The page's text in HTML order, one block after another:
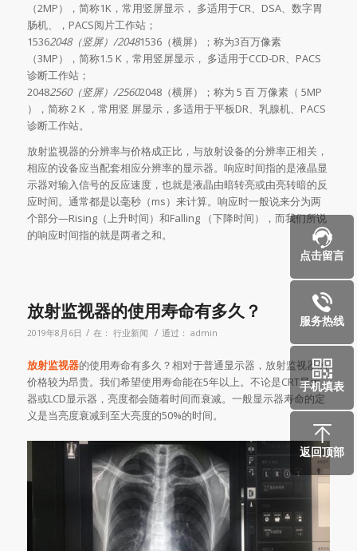
（2MP），简称1K，常用竖屏显示， 多适用于CR、DSA、数字胃
肠机、，PACS阅片工作站；
15362048（竖屏）/20481536（横屏）；称为3百万像素
（3MP），简称1.5 K，常用竖屏显示， 多适用于CCD-DR、PACS
诊断工作站；
20482560（竖屏）/25602048（横屏）；称为 5 百 万像素（ 5MP
），简称 2 K ，常用竖 屏显示，多适用于平板DR、乳腺机、PACS
诊断工作站。
放射监视器的分辨率与价格成正比，与放射设备的分辨率正相关，
相应的设备应当配套相应分辨率的显示器。响应时间指的是液晶显
示器对输入信号的反应速度，也就是液晶由暗转亮或由亮转暗的反
应时间。通常都是以毫秒（ms）来计算。响应时一般说来分为两
个部分—Rising（上升时间）和Falling （下降时间），而我们所说
的响应时间指的就是两者之和。
放射监视器的使用寿命有多久？
2019年8月6日 / 在： 行业新闻 / 通过： admin
放射监视器的使用寿命有多久？相对于普通显示器，放射监视器的
价格较为昂贵。我们希望使用寿命能在5年以上。不论是CRT显示
器或LCD显示器，亮度都会随着时间而衰减。一般显示器寿命的定
义是当亮度衰减到至大亮度的50%的时间。
点击留言
服务热线
手机填表
返回顶部